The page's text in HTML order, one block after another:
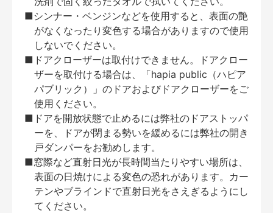
■シンナー・ベンジンなどを使用すると、表面の艶
がなくなったり変色する場合がありますので使用
しないでください。
■ドアクローザーは取付けできません。ドアクロー
ザーを取付ける場合は、「hapia public（ハピア
パブリック）」のドアおよびドアクローザーをご
使用ください。
■ドアを開放状態で止めるには弊社のドアストッパ
ーを、ドアが閉まる勢いを緩めるには弊社の開き
戸ダンパーをお勧めします。
■窓際など直射日光が長時間当たりやすい場所は、
表面の日焼けによる変色の恐れがあります。カー
テンやブラインドで直射日光をさえぎるようにし
てください。